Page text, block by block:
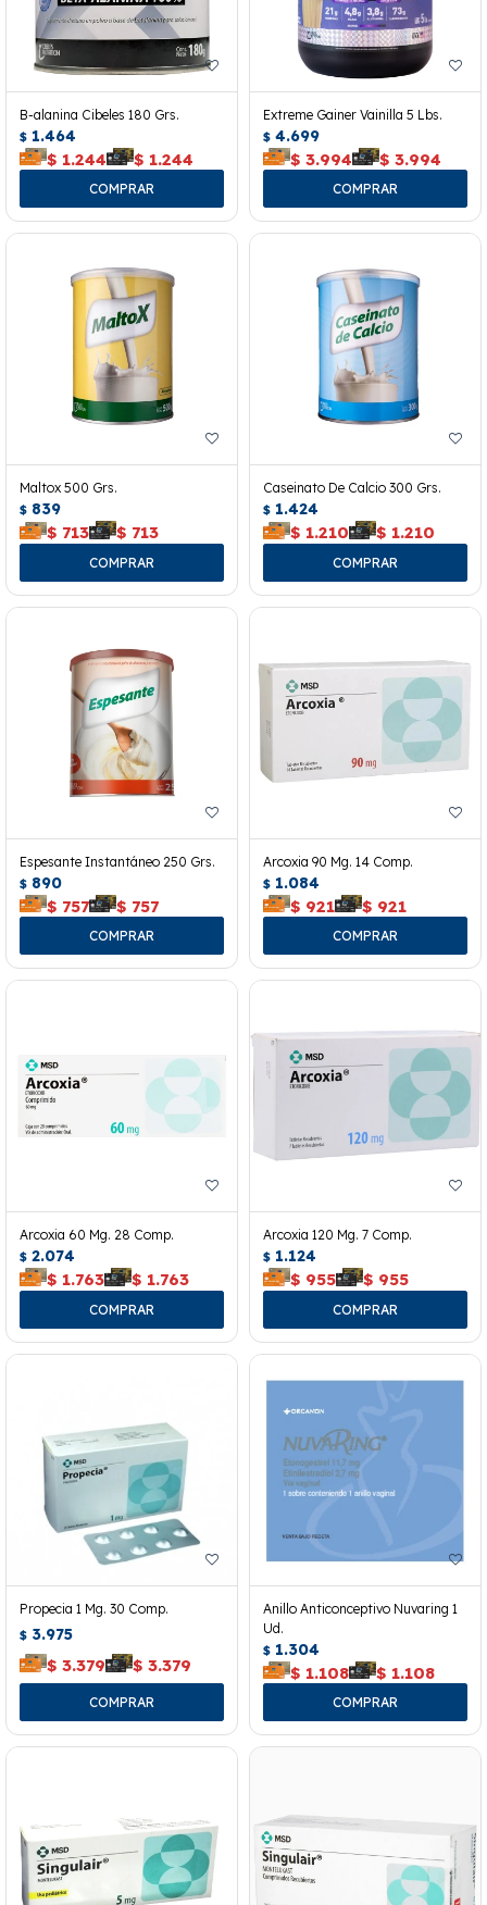
B-alanina Cibeles 180 Grs.
$ 1.464
$ 1.244 $ 1.244
Extreme Gainer Vainilla 5 Lbs.
$ 4.699
$ 3.994 $ 3.994
Maltox 500 Grs.
$ 839
$ 713 $ 713
Caseinato De Calcio 300 Grs.
$ 1.424
$ 1.210 $ 1.210
Espesante Instantáneo 250 Grs.
$ 890
$ 757 $ 757
Arcoxia 90 Mg. 14 Comp.
$ 1.084
$ 921 $ 921
Arcoxia 60 Mg. 28 Comp.
$ 2.074
$ 1.763 $ 1.763
Arcoxia 120 Mg. 7 Comp.
$ 1.124
$ 955 $ 955
Propecia 1 Mg. 30 Comp.
$ 3.975
$ 3.379 $ 3.379
Anillo Anticonceptivo Nuvaring 1
Ud.
$ 1.304
$ 1.108 $ 1.108